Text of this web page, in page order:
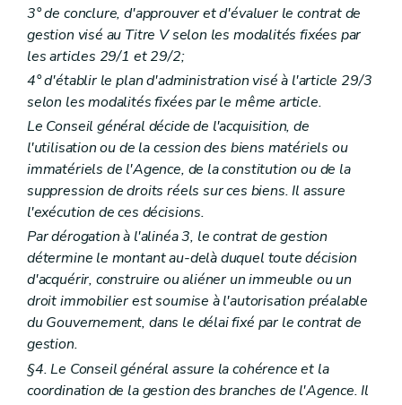
Art. 188
Section 2 Activités des centres de planning familial
Sous-section 1
Art. 189
Sous-section 2 Pôle accueil et gestion des demandes
Art. 190
Sous-section 3 Pôle accompagnement pluridisciplinaire
Art. 191
Art. 192
Art. 193
Sous-section 4 Pôle information, sensibilisation et éducation
Art. 194
Art. 195
Art. 196
Sous-section 5 Pôle communication
Art. 197
Sous-section 6 Obligations des centres de planning familial
Sous-section 6.1 Gestion journalière
Art. 198
Art. 200
Art. 201
Sous-section 6.2 L'usager
3° de conclure, d'approuver et d'évaluer le contrat de
gestion visé au Titre V selon les modalités fixées par
les articles 29/1 et 29/2;
4° d'établir le plan d'administration visé à l'article 29/3
selon les modalités fixées par le même article.
Le Conseil général décide de l'acquisition, de
l'utilisation ou de la cession des biens matériels ou
immatériels de l'Agence, de la constitution ou de la
suppression de droits réels sur ces biens. Il assure
l'exécution de ces décisions.
Par dérogation à l'alinéa 3, le contrat de gestion
détermine le montant au-delà duquel toute décision
d'acquérir, construire ou aliéner un immeuble ou un
droit immobilier est soumise à l'autorisation préalable
du Gouvernement, dans le délai fixé par le contrat de
gestion.
§4. Le Conseil général assure la cohérence et la
coordination de la gestion des branches de l'Agence. Il